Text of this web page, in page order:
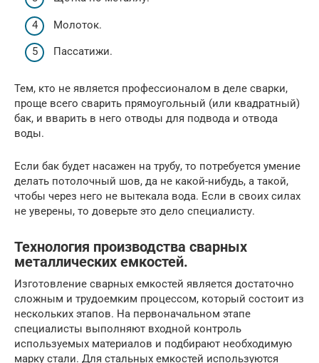
Молоток.
Пассатижи.
Тем, кто не является профессионалом в деле сварки,
проще всего сварить прямоугольный (или квадратный)
бак, и вварить в него отводы для подвода и отвода
воды.
Если бак будет насажен на трубу, то потребуется умение
делать потолочный шов, да не какой-нибудь, а такой,
чтобы через него не вытекала вода. Если в своих силах
не уверены, то доверьте это дело специалисту.
Технология производства сварных
металлических емкостей.
Изготовление сварных емкостей является достаточно
сложным и трудоемким процессом, который состоит из
нескольких этапов. На первоначальном этапе
специалисты выполняют входной контроль
используемых материалов и подбирают необходимую
марку стали. Для стальных емкостей используются